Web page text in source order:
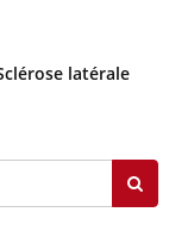
latérale